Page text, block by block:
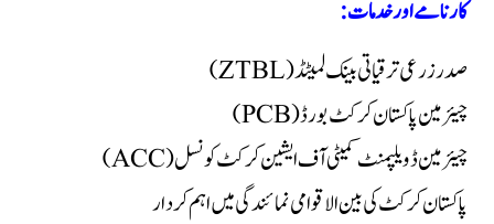
کارنامے اور خدمات:
صدر زرعی ترقیاتی بینک لمیٹڈ (ZTBL)
چیئرمین پاکستان کرکٹ بورڈ (PCB)
چیئرمین ڈویلپمنٹ کمیٹی آف ایشین کرکٹ کونسل (ACC)
پاکستان کرکٹ کی بین الاقوامی نمائندگی میں اہم کردار